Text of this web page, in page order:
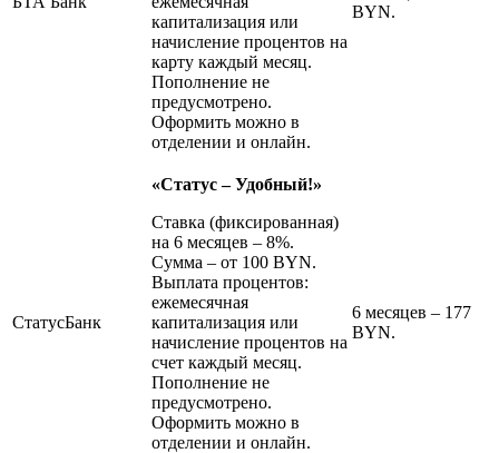
капитализация или
начисление процентов на
карту каждый месяц.
Пополнение не
предусмотрено.
Оформить можно в
отделении и онлайн.
BYN.
СтатусБанк
«Статус – Удобный!»
Ставка (фиксированная)
на 6 месяцев – 8%.
Сумма – от 100 BYN.
Выплата процентов:
ежемесячная
капитализация или
начисление процентов на
счет каждый месяц.
Пополнение не
предусмотрено.
Оформить можно в
отделении и онлайн.
6 месяцев – 177
BYN.